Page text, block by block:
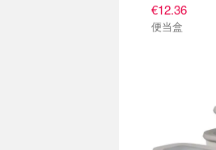
€12.36
便当盒